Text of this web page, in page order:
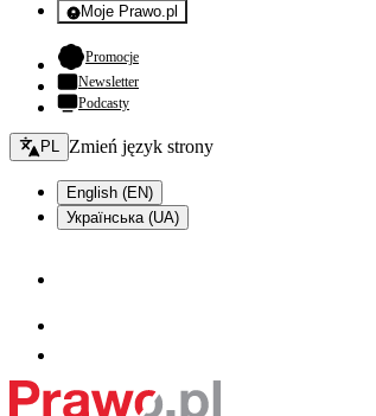
Moje Prawo.pl
- rejestracja i logowanie do serwisu
Promocje- otwiera się w nowej karcie
Newsletter
Podcasty
Zmień język - bieżący:
PL Zmień język strony
English (EN)
Українська (UA)